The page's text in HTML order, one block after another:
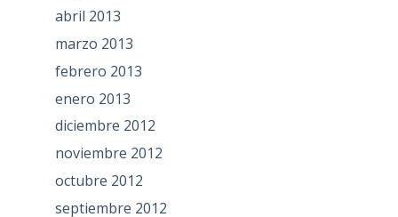
abril 2013
marzo 2013
febrero 2013
enero 2013
diciembre 2012
noviembre 2012
octubre 2012
septiembre 2012